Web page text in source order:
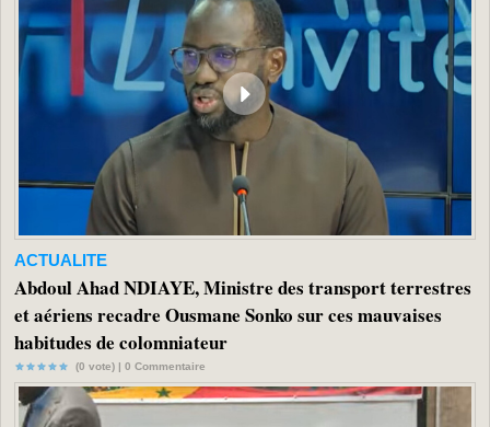
ACTUALITE
Abdoul Ahad NDIAYE, Ministre des transport terrestres
et aériens recadre Ousmane Sonko sur ces mauvaises
habitudes de colomniateur
(0 vote) | 0 Commentaire